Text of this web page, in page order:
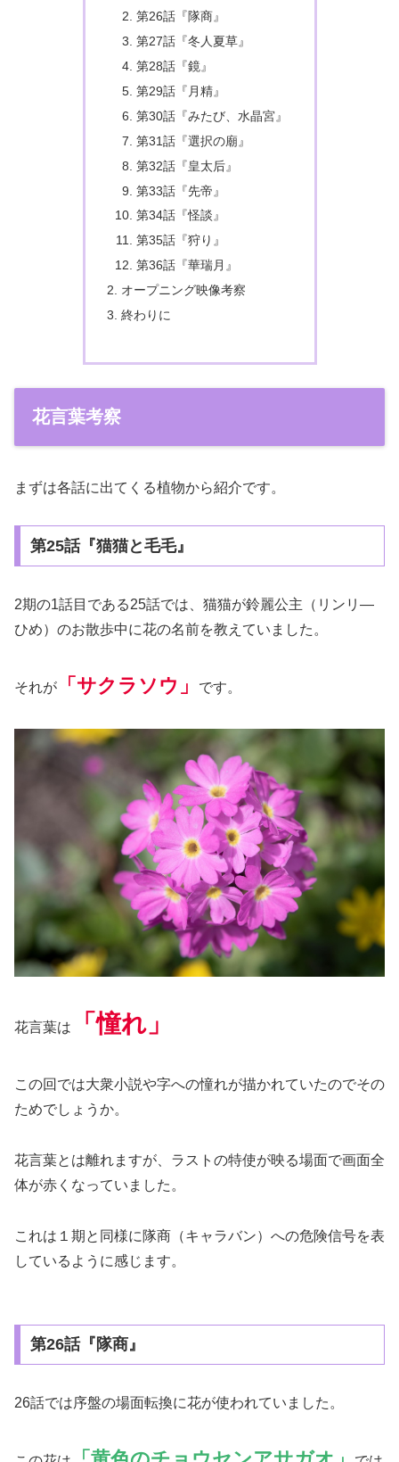
第26話『隊商』
第27話『冬人夏草』
第28話『鏡』
第29話『月精』
第30話『みたび、水晶宮』
第31話『選択の廟』
第32話『皇太后』
第33話『先帝』
第34話『怪談』
第35話『狩り』
第36話『華瑞月』
オープニング映像考察
終わりに
花言葉考察
まずは各話に出てくる植物から紹介です。
第25話『猫猫と毛毛』
2期の1話目である25話では、猫猫が鈴麗公主（リンリ―
ひめ）のお散歩中に花の名前を教えていました。
それが 「サクラソウ」 です。
花言葉は 「憧れ」
この回では大衆小説や字への憧れが描かれていたのでその
ためでしょうか。
花言葉とは離れますが、ラストの特使が映る場面で画面全
体が赤くなっていました。
これは１期と同様に隊商（キャラバン）への危険信号を表
しているように感じます。
第26話『隊商』
26話では序盤の場面転換に花が使われていました。